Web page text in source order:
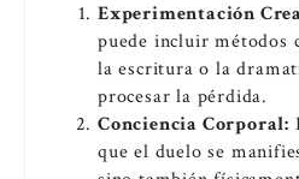
Experimentación
puede incluir métodos
la escritura o la
procesar la pérdida.
Conciencia Corporal:
que el duelo se